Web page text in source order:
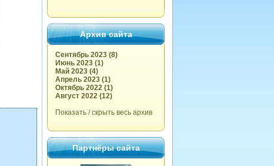
Архив сайта
Сентябрь 2023 (8)
Июнь 2023 (1)
Май 2023 (4)
Апрель 2023 (1)
Октябрь 2022 (1)
Август 2022 (12)
Показать / скрыть весь архив
Партнёры сайта